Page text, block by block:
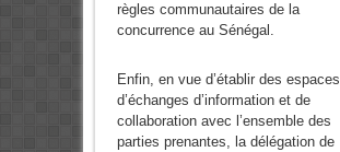
règles communautaires de la
concurrence au Sénégal.
Enfin, en vue d’établir des espaces
d’échanges d’information et de
collaboration avec l’ensemble des
parties prenantes, la délégation de